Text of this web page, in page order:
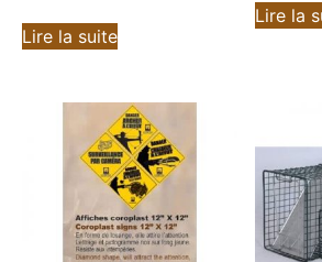
Lire la suite
Lire la